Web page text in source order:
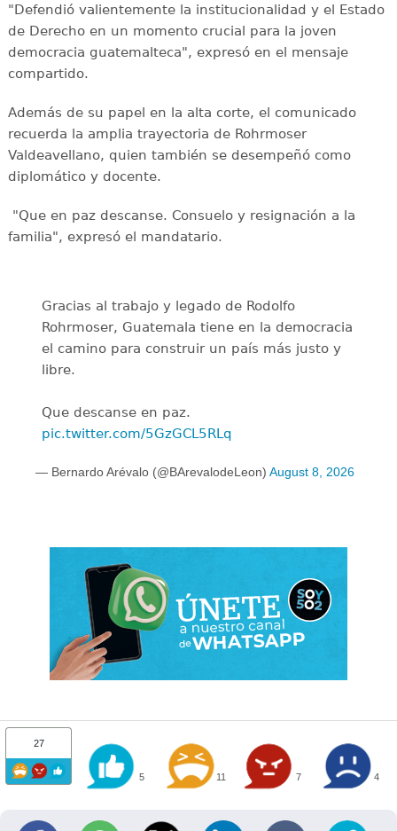
"Defendió valientemente la institucionalidad y el Estado
de Derecho en un momento crucial para la joven
democracia guatemalteca", expresó en el mensaje
compartido.
Además de su papel en la alta corte, el comunicado
recuerda la amplia trayectoria de Rohrmoser
Valdeavellano, quien también se desempeñó como
diplomático y docente.
"Que en paz descanse. Consuelo y resignación a la
familia", expresó el mandatario.
Gracias al trabajo y legado de Rodolfo
Rohrmoser, Guatemala tiene en la democracia
el camino para construir un país más justo y
libre.
Que descanse en paz.
pic.twitter.com/5GzGCL5RLq
— Bernardo Arévalo (@BArevalodeLeon) August 8, 2026
27
5 11 7 4